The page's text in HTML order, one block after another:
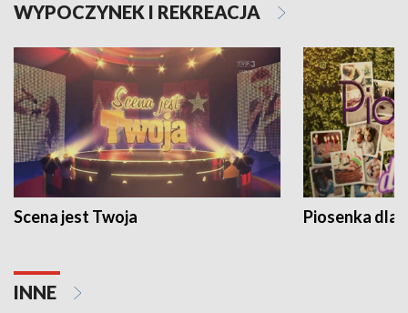
WYPOCZYNEK I REKREACJA
Scena jest Twoja Piosenka dla
INNE